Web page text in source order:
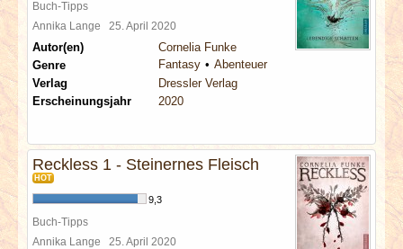
Buch-Tipps
Annika Lange 25. April 2020
Autor(en)
Cornelia Funke
Genre
Fantasy
Abenteuer
Verlag
Dressler Verlag
Erscheinungsjahr
2020
Reckless 1 - Steinernes Fleisch
HOT
9,3
Buch-Tipps
Annika Lange 25. April 2020